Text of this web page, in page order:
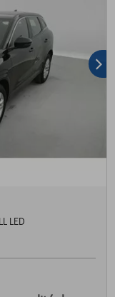
LED